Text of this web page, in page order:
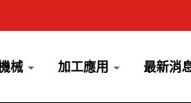
械 加工應用 最新消